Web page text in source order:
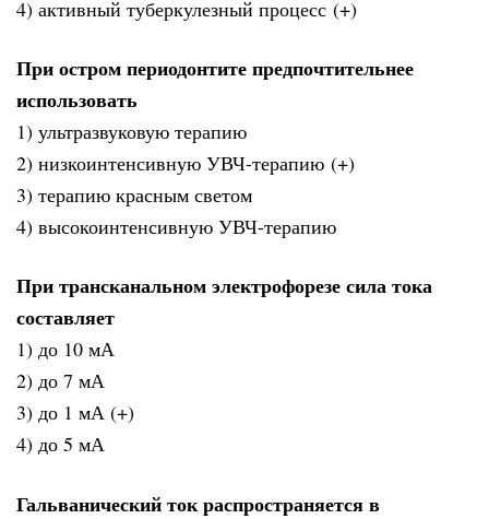
4) активный туберкулезный процесс (+)
При остром периодонтите предпочтительнее
использовать
1) ультразвуковую терапию
2) низкоинтенсивную УВЧ-терапию (+)
3) терапию красным светом
4) высокоинтенсивную УВЧ-терапию
При трансканальном электрофорезе сила тока
составляет
1) до 10 мА
2) до 7 мА
3) до 1 мА (+)
4) до 5 мА
Гальванический ток распространяется в